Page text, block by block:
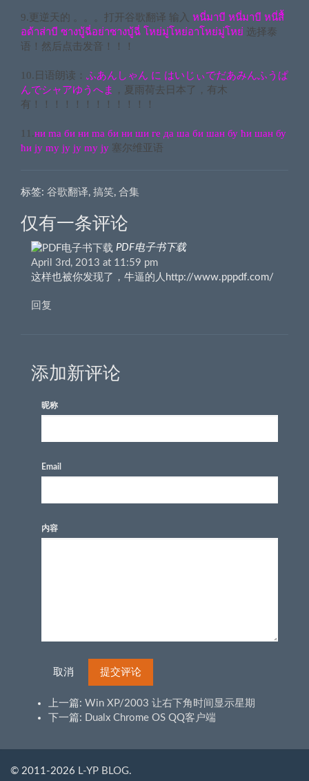
9.更逆天的 。。。打开谷歌翻译 输入 หนี่มาบี หนี่มาบี หนี่สื้
อด้าส่าบี ซางบู้ฉี่อย่าซางบู้ฉี่ โหย่มู่โหย่อาโหย่มู่โหย่ 选择泰
语！然后点击发音！！！
10.日语朗读： ふあんしゃん に はいじぃでだあみんふうぱ
んでシャアゆうへま
，夏雨荷去日本了，有木
有！！！！！！！！！！！！
11.ни ma би ни ma би ни ши гe дa шa би шaн бу ћи шaн бу
ћи jу mу jу jу mу jу 塞尔维亚语
标签: 谷歌翻译, 搞笑, 合集
仅有一条评论
PDF电子书下载
April 3rd, 2013 at 11:59 pm
这样也被你发现了，牛逼的人http://www.pppdf.com/
回复
添加新评论
昵称
Email
内容
取消 提交评论
上一篇: Win XP/2003 让右下角时间显示星期
下一篇: Dualx Chrome OS QQ客户端
© 2011-2026 L-YP BLOG.